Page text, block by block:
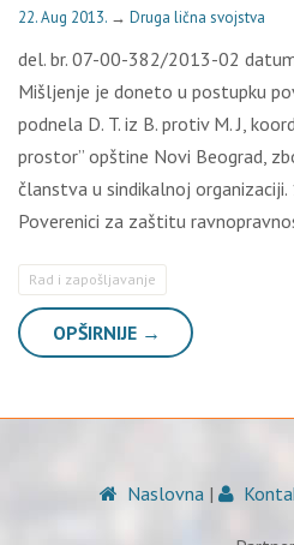
22. Aug 2013. → Druga lična svojstva
del. br. 07-00-382/2013-02
Mišljenje je doneto u postupku
podnela D. T. iz B. protiv M. J,
prostor” opštine Novi Beograd,
članstva u sindikalnoj organizaciji.
Poverenici za zaštitu
Rad i zapošljavanje
OPŠIRNIJE →
Naslovna |